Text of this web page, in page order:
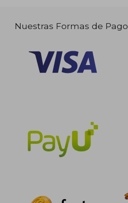
Nuestras Formas de Pago